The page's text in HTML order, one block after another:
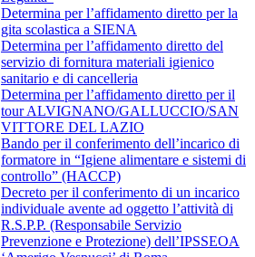
Determina per l’affidamento diretto per la
gita scolastica a SIENA
Determina per l’affidamento diretto del
servizio di fornitura materiali igienico
sanitario e di cancelleria
Determina per l’affidamento diretto per il
tour ALVIGNANO/GALLUCCIO/SAN
VITTORE DEL LAZIO
Bando per il conferimento dell’incarico di
formatore in “Igiene alimentare e sistemi di
controllo” (HACCP)
Decreto per il conferimento di un incarico
individuale avente ad oggetto l’attività di
R.S.P.P. (Responsabile Servizio
Prevenzione e Protezione) dell’IPSSEOA